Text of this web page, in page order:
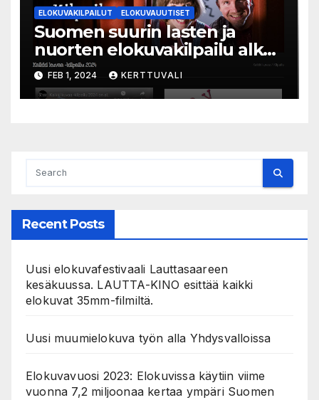
ELOKUVAKILPAILUT ELOKUVAUUTISET
Suomen suurin lasten ja
nuorten elokuvakilpailu alkaa
– suojelijana Aki Kaurismäki
FEB 1, 2024 KERTTUVALI
Recent Posts
Uusi elokuvafestivaali Lauttasaareen
kesäkuussa. LAUTTA-KINO esittää kaikki
elokuvat 35mm-filmiltä.
Uusi muumielokuva työn alla Yhdysvalloissa
Elokuvavuosi 2023: Elokuvissa käytiin viime
vuonna 7,2 miljoonaa kertaa ympäri Suomen